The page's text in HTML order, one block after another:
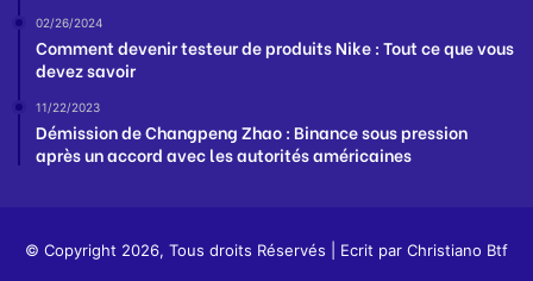
02/26/2024
Comment devenir testeur de produits Nike : Tout ce que vous
devez savoir
11/22/2023
Démission de Changpeng Zhao : Binance sous pression
après un accord avec les autorités américaines
© Copyright 2026, Tous droits Réservés | Ecrit par Christiano Btf